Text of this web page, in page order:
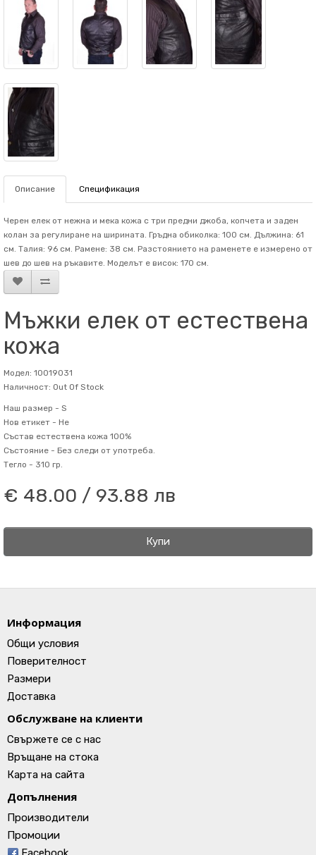
Описание Спецификация
Черен елек от нежна и мека кожа с три предни джоба, копчета и заден
колан за регулиране на ширината. Гръдна обиколка: 100 см. Дължина: 61
см. Талия: 96 см. Рамене: 38 см. Разстоянието на раменете е измерено от
шев до шев на ръкавите. Mоделът е висок: 170 см.
Мъжки елек от естествена
кожа
Модел: 10019031
Наличност: Out Of Stock
Наш размер - S
Нов етикет - Не
Състав естествена кожа 100%
Състояние - Без следи от употреба.
Тегло - 310 гр.
€ 48.00 / 93.88 лв
Купи
Информация
Общи условия
Поверителност
Размери
Доставка
Обслужване на клиенти
Свържете се с нас
Връщане на стока
Карта на сайта
Допълнения
Производители
Промоции